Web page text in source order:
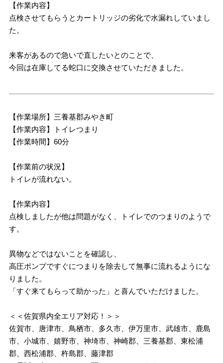
【作業内容】
点検させてもらうとカートリッジの劣化で水漏れしていまし
た。
来客があるので急いで直したいとのことで、
今回は在庫してる蛇口に交換させていただきました。
【作業場所】三養基郡みやき町
【作業内容】トイレつまり
【作業時間】60分
【作業前の状況】
トイレが流れない。
【作業内容】
点検しましたが他は問題がなく、トイレでのつまりのようで
す。
異物などではないことを確認し、
高圧ポンプですぐにつまりを除去して無事に流れるようにな
りました。
「すぐ来てもらって助かった」と喜んでいただけました。
＜＜佐賀県内全エリア対応！＞＞
佐賀市、唐津市、鳥栖市、多久市、伊万里市、武雄市、鹿島
市、小城市、嬉野市、神埼市、神崎郡、三養基郡、東松浦
郡、西松浦郡、杵島郡、藤津郡